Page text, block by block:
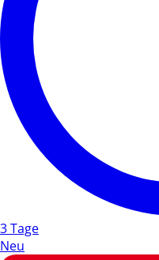
3 Tage
Neu